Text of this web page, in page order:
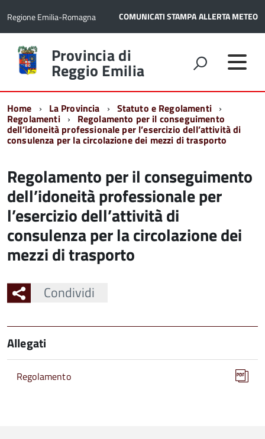
Regione Emilia-Romagna COMUNICATI STAMPAALLERTA METEO
Torna
alla
home
Provincia di
Reggio Emilia
Home La Provincia Statuto e Regolamenti
Regolamenti Regolamento per il conseguimento
dell’idoneità professionale per l’esercizio dell’attività di
consulenza per la circolazione dei mezzi di trasporto
Regolamento per il conseguimento
dell’idoneità professionale per
l’esercizio dell’attività di
consulenza per la circolazione dei
mezzi di trasporto
Condividi
Allegati
Regolamento